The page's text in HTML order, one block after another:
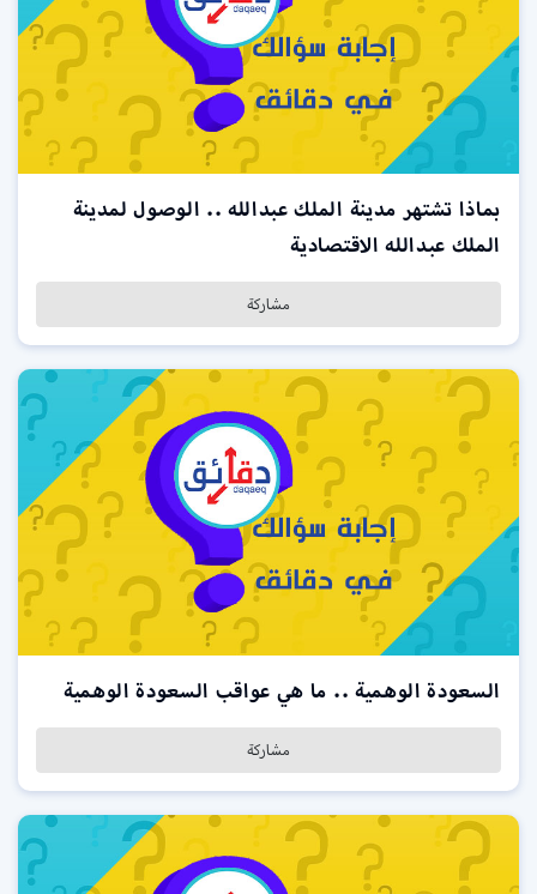
بماذا تشتهر مدينة الملك عبدالله .. الوصول لمدينة
الملك عبدالله الاقتصادية
مشاركة
السعودة الوهمية .. ما هي عواقب السعودة الوهمية
مشاركة